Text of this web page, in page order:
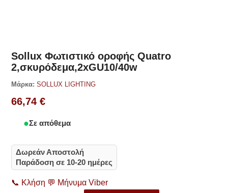
Sollux Φωτιστικό οροφής Quatro
2,σκυρόδεμα,2xGU10/40w
Μάρκα: SOLLUX LIGHTING
66,74€
Σε απόθεμα
Δωρεάν Αποστολή
Παράδοση σε 10-20 ημέρες
📞 Κλήση 💬 Μήνυμα Viber